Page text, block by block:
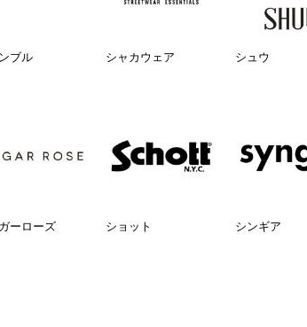
ブル シャカウェア シュウ
ーローズ ショット シンギア